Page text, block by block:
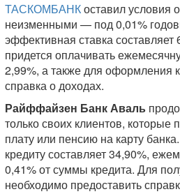
ТАСКОМБАНКоставил условия
неизменными — под 0,01%
эффективная ставка составляет
придется оплачивать
2,99%, а также для оформления
справка о доходах.
Райффайзен Банк Аваль
только своих клиентов, которые
плату или пенсию на карту
кредиту составляет 34,90%,
0,41% от суммы кредита. Для
необходимо предоставить